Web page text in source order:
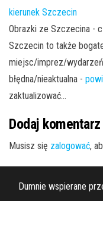
kierunek Szczecin
Obrazki ze Szczecina -
Szczecin to także
miejsc/imprez/
błędna/nieaktualna -
zaktualizować...
Dodaj komentarz
Musisz się zalogować,
Dumnie wspierane